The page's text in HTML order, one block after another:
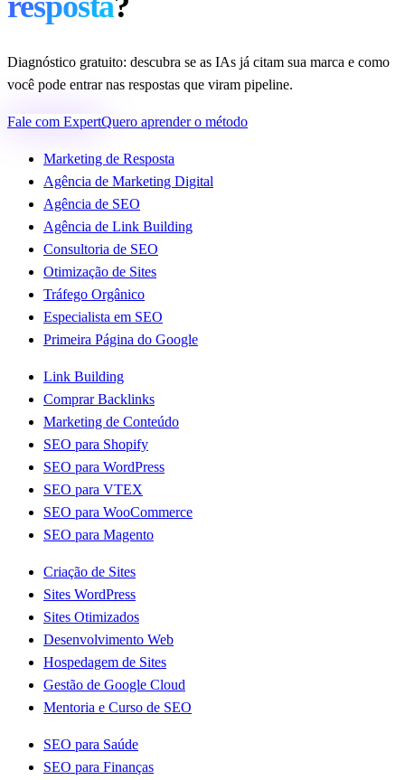
Diagnóstico gratuito: descubra se as IAs já citam sua marca e como
você pode entrar nas respostas que viram pipeline.
Fale com ExpertQuero aprender o método
Marketing de Resposta
Agência de Marketing Digital
Agência de SEO
Agência de Link Building
Consultoria de SEO
Otimização de Sites
Tráfego Orgânico
Especialista em SEO
Primeira Página do Google
Link Building
Comprar Backlinks
Marketing de Conteúdo
SEO para Shopify
SEO para WordPress
SEO para VTEX
SEO para WooCommerce
SEO para Magento
Criação de Sites
Sites WordPress
Sites Otimizados
Desenvolvimento Web
Hospedagem de Sites
Gestão de Google Cloud
Mentoria e Curso de SEO
SEO para Saúde
SEO para Finanças